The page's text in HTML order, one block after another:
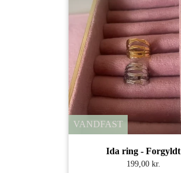
VANDFAST
Ida ring - Forgyldt
199,00 kr.